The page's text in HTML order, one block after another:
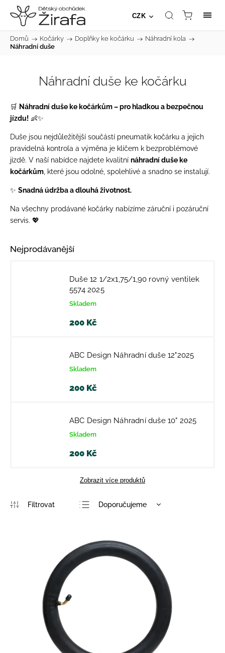
CZK
Domů / Kočárky / Doplňky ke kočárku / Náhradní kola /
Náhradní duše
Náhradní duše ke kočárku
🛒 Náhradní duše ke kočárkům – pro hladkou a bezpečnou
jízdu! 👶✨
Duše jsou nejdůležitější součástí pneumatik kočárku a jejich
pravidelná kontrola a výměna je klíčem k bezproblémové
jízdě. V naší nabídce najdete kvalitní náhradní duše ke
kočárkům , které jsou odolné, spolehlivé a snadno se instalují.
✨ Snadná údržba a dlouhá životnost.
Na všechny prodávané kočárky nabízíme záruční i pozáruční
servis. 💖
Nejprodávanější
Duše 12 1/2x1,75/1,90 rovný ventilek
5574 2025
Skladem
200 Kč
ABC Design Náhradní duše 12"2025
Skladem
200 Kč
ABC Design Náhradní duše 10" 2025
Skladem
200 Kč
Zobrazit více produktů
Doporučujeme
Nejprodávanější